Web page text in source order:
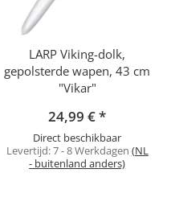
LARP Viking-dolk,
gepolsterde wapen, 43 cm
"Vikar"
24,99 €*
Direct beschikbaar
Levertijd:7 - 8 Werkdagen (NL
- buitenland anders)